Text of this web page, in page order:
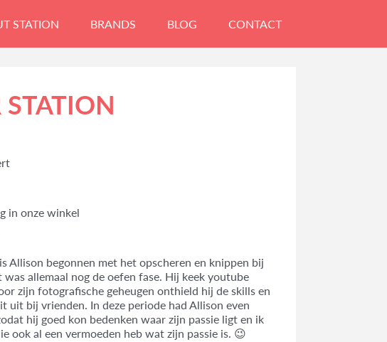
STATION BRANDS BLOG CONTACT
in onze winkel
Allison begonnen met het opscheren en knippen bij
allemaal nog de oefen fase. Hij keek youtube
zijn fotografische geheugen onthield hij de skills en
uit bij vrienden. In deze periode had Allison even
hij goed kon bedenken waar zijn passie ligt en ik
ook al een vermoeden heb wat zijn passie is. 😉